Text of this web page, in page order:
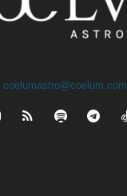
coelumastro@coelum.com